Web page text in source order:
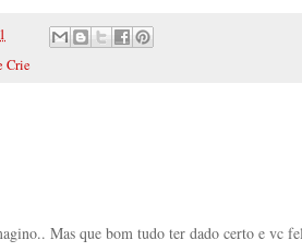
Crie
Mas que bom tudo ter dado certo e vc